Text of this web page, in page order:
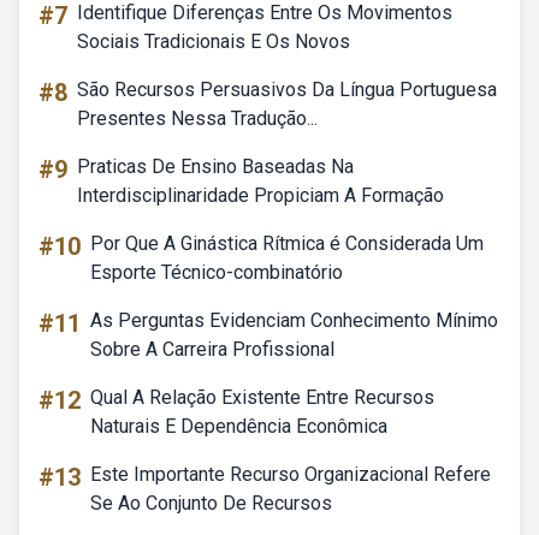
#7 Identifique Diferenças Entre Os Movimentos
Sociais Tradicionais E Os Novos
#8 São Recursos Persuasivos Da Língua Portuguesa
Presentes Nessa Tradução...
#9 Praticas De Ensino Baseadas Na
Interdisciplinaridade Propiciam A Formação
#10 Por Que A Ginástica Rítmica é Considerada Um
Esporte Técnico-combinatório
#11 As Perguntas Evidenciam Conhecimento Mínimo
Sobre A Carreira Profissional
#12 Qual A Relação Existente Entre Recursos
Naturais E Dependência Econômica
#13 Este Importante Recurso Organizacional Refere
Se Ao Conjunto De Recursos